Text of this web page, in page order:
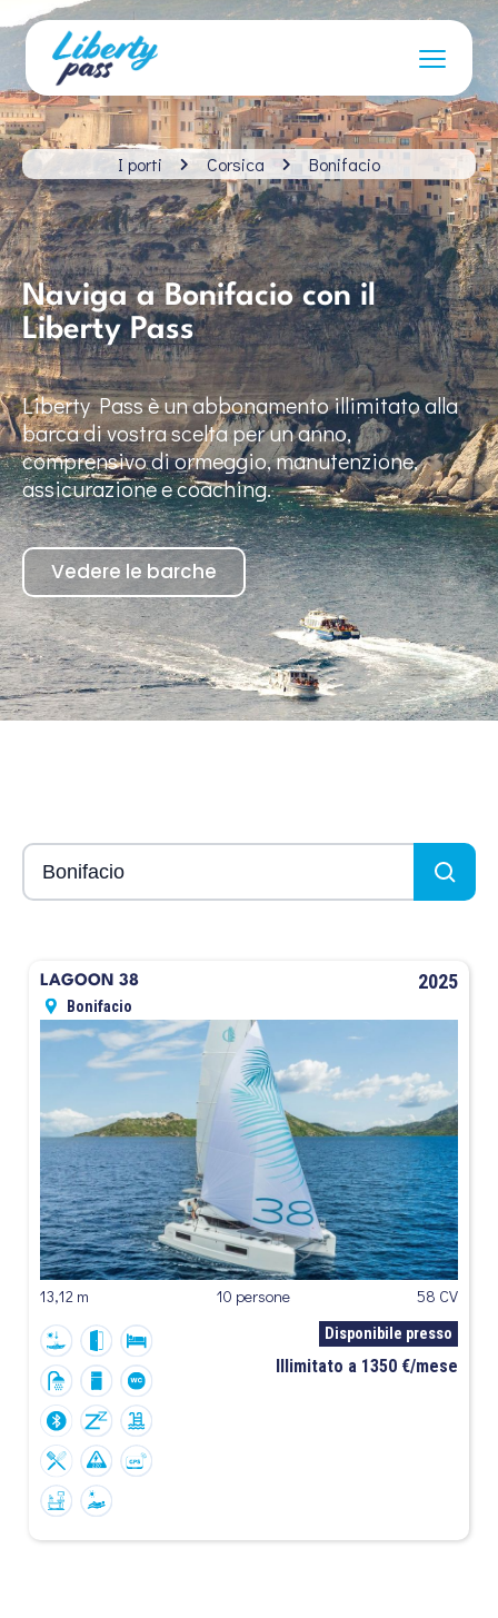
I porti Corsica Bonifacio
Naviga a Bonifacio con il
Liberty Pass
Liberty Pass è un abbonamento illimitato alla
barca di vostra scelta per un anno,
comprensivo di ormeggio, manutenzione,
assicurazione e coaching.
Vedere le barche
LAGOON 38 2025
Bonifacio
13,12 m 10 persone 58 CV
Disponibile presso
Illimitato a 1350 €/mese